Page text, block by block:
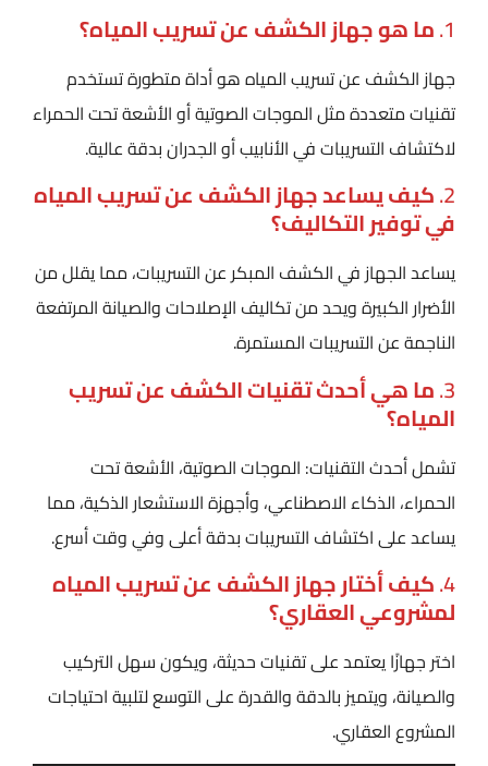
1. ما هو جهاز الكشف عن تسريب المياه؟
جهاز الكشف عن تسريب المياه هو أداة متطورة تستخدم
تقنيات متعددة مثل الموجات الصوتية أو الأشعة تحت الحمراء
لاكتشاف التسريبات في الأنابيب أو الجدران بدقة عالية.
2. كيف يساعد جهاز الكشف عن تسريب المياه
في توفير التكاليف؟
يساعد الجهاز في الكشف المبكر عن التسريبات، مما يقلل من
الأضرار الكبيرة ويحد من تكاليف الإصلاحات والصيانة المرتفعة
الناجمة عن التسريبات المستمرة.
3. ما هي أحدث تقنيات الكشف عن تسريب
المياه؟
تشمل أحدث التقنيات: الموجات الصوتية، الأشعة تحت
الحمراء، الذكاء الاصطناعي، وأجهزة الاستشعار الذكية، مما
يساعد على اكتشاف التسريبات بدقة أعلى وفي وقت أسرع.
4. كيف أختار جهاز الكشف عن تسريب المياه
لمشروعي العقاري؟
اختر جهازًا يعتمد على تقنيات حديثة، ويكون سهل التركيب
والصيانة، ويتميز بالدقة والقدرة على التوسع لتلبية احتياجات
المشروع العقاري.